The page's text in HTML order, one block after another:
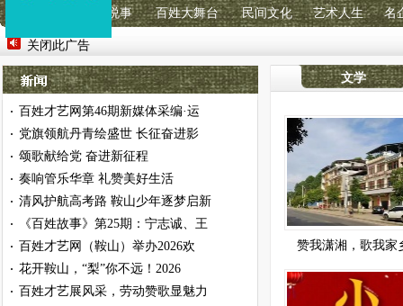
关闭此广告
百艺说事 百姓大舞台 民间文化 艺术人生 名
· 百姓才艺网第46期新媒体采编·运
· 党旗领航丹青绘盛世 长征奋进影
· 颂歌献给党 奋进新征程
· 奏响管乐华章 礼赞美好生活
· 清风护航高考路 鞍山少年逐梦启新
· 《百姓故事》第25期：宁志诚、王
· 百姓才艺网（鞍山）举办2026欢
· 花开鞍山，“梨”你不远！2026
· 百姓才艺展风采，劳动赞歌显魅力
文学
赞我潇湘，歌我家